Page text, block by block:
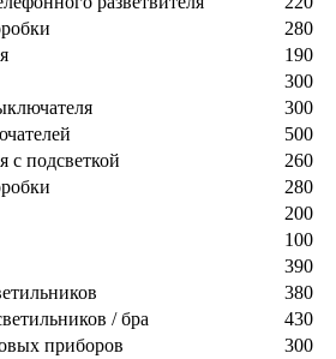
280
190
300
300
500
с подсветкой
260
280
200
100
390
380
/ бра
430
приборов
300